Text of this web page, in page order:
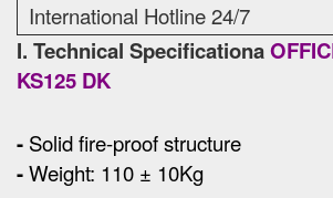
International Hotline 24/7
I. Technical Specificationa
KS125 DK
- Solid fire-proof structure
-Weight: 110 ± 10Kg